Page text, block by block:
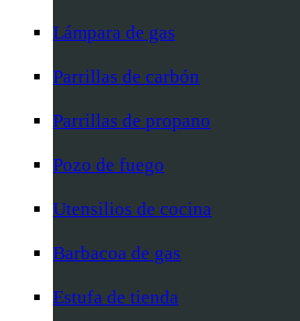
Lámpara de gas
Parrillas de carbón
Parrillas de propano
Pozo de fuego
Utensilios de cocina
Barbacoa de gas
Estufa de tienda